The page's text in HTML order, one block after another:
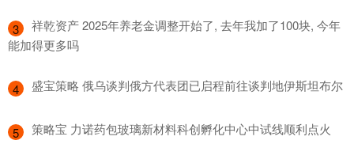
3
​祥乾资产 2025年养老金调整开始了, 去年我加了100块, 今年
能加得更多吗
4 ​盛宝策略 俄乌谈判俄方代表团已启程前往谈判地伊斯坦布尔
5 ​策略宝 力诺药包玻璃新材料科创孵化中心中试线顺利点火